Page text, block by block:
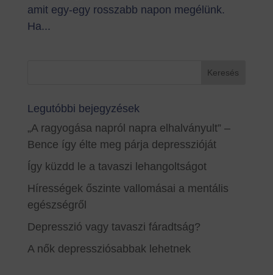
amit egy-egy rosszabb napon megélünk.
Ha...
Legutóbbi bejegyzések
„A ragyogása napról napra elhalványult” –
Bence így élte meg párja depresszióját
Így küzdd le a tavaszi lehangoltságot
Hírességek őszinte vallomásai a mentális
egészségről
Depresszió vagy tavaszi fáradtság?
A nők depressziósabbak lehetnek